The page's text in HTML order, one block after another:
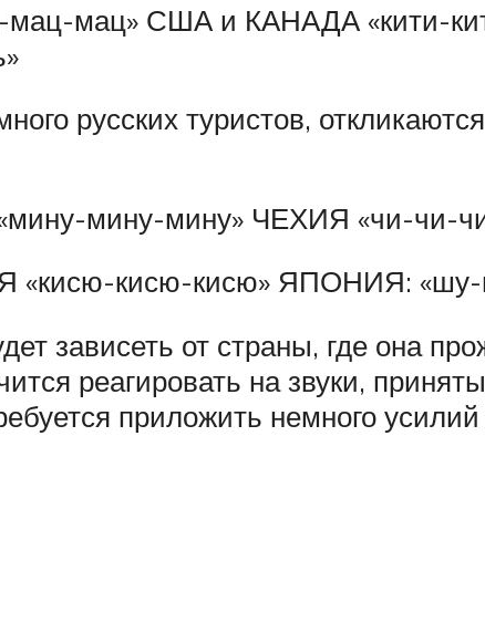
мац» США и КАНАДА «кити-
русских туристов,
мину-мину» ЧЕХИЯ «чи-чи-
кисю-кисю» ЯПОНИЯ:
зависеть от страны, где она
реагировать на звуки,
приложить немного